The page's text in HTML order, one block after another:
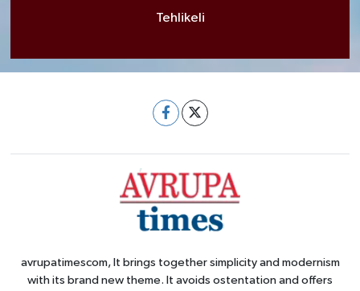
Tehlikeli
avrupatimescom, It brings together simplicity and modernism
with its brand new theme. It avoids ostentation and offers